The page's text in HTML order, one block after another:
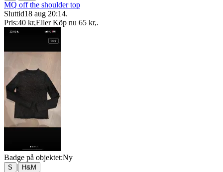
MQ off the shoulder top
Sluttid18 aug 20:14.
Pris:40 kr,Eller Köp nu 65 kr,.
Badge på objektet:Ny
S | H&M